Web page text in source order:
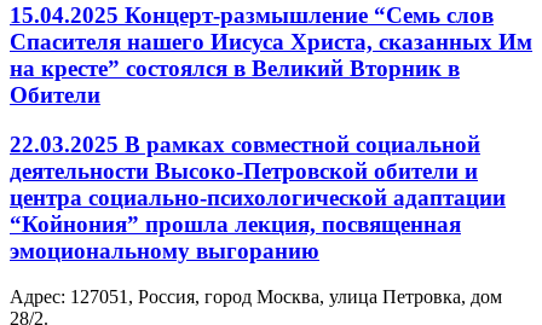
15.04.2025 Концерт-размышление “Семь слов
Спасителя нашего Иисуса Христа, сказанных Им
на кресте” состоялся в Великий Вторник в
Обители
22.03.2025 В рамках совместной социальной
деятельности Высоко-Петровской обители и
центра социально-психологической адаптации
“Койнония” прошла лекция, посвященная
эмоциональному выгоранию
Адрес: 127051, Россия, город Москва, улица Петровка, дом
28/2.